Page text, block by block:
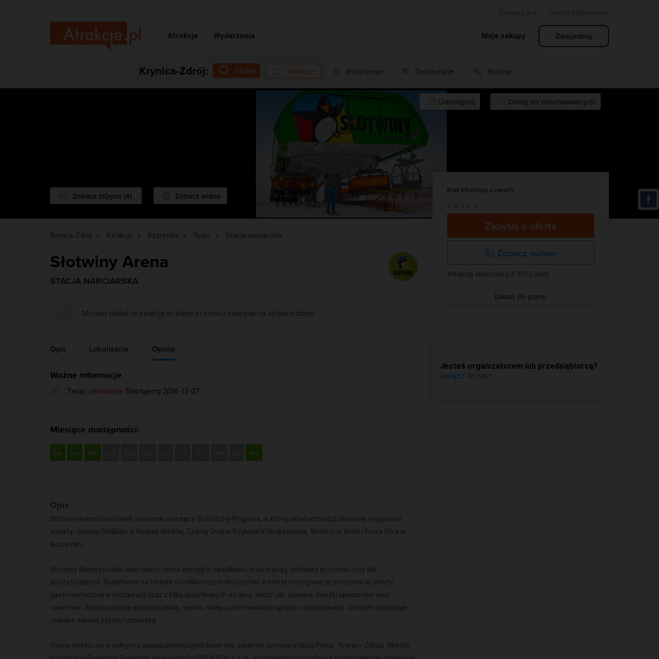
Atrakcje Wydarzenia Moje zakupy Zarejestruj
Krynica-Zdrój: Szukaj Atrakcje Wydarzenia Restauracje Noclegi
Udostępnij Dodaj do obserwowanych
Zobacz zdjęcia (4) Zobacz wideo
Krynica-Zdrój Atrakcje Rozrywka Sport Stacje narciarskie
Słotwiny Arena
STACJA NARCIARSKA
Możesz dodać tę atrakcję do planera i stwórz swój plan na aktywny dzień!
Opis Lokalizacja Opinie
Ważne informacje
Teraz: zamknięte . Startujemy 2026-12-07
Miesiące dostępności:
Sty Lut Mar Gru
Opis
Słotwiny Arena to ośrodek narciarski należący do Rodziny Pingwina, w której skład wchodzą dwa inne wyjątkowe
obiekty - Kasina Ski&Bike w Kasinie Wielkiej, Czarny Groń w Rzykach k/Andrychowa, Skolnity w Wiśle i Kurza Góra w
Kurzętniku.
Słotwiny Arena posiada dwa nowoczesne wyciągi krzesełkowe, oraz wyciąg taśmowy przeznaczony dla
początkujących. Dodatkowo na terenie ośrodka można skorzystać z oferty noclegowej w pensjonacie, oferty
gastronomicznej w restauracji oraz z kilku dodatkowych atrakcji, takich jak: ogniska, ścieżki spacerowe oraz
rowerowe. Stacja posiada wypożyczalnię, serwis, sklep i przechowalnię sprzętu narciarskiego. Ośrodek dysponuje
również własną szkołą narciarską.
Stacja mieści się w jednym z najpopularniejszych kurortów, zwanym zimową stolicą Polski - Krynicy-Zdroju. Miasto
Brak informacji o cenach
Zapytaj o ofertę
Zobacz numer
Atrakcję obejrzało już 3913 osób
Dodaj do planu
Jesteś organizatorem lub przedsiębiorcą?
Dołącz do nas!